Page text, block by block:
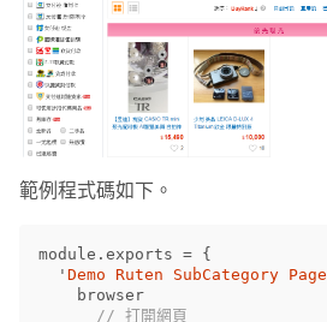
範例程式碼如下。
module . exports = {
' Demo Ruten SubCategory Page
browser
// 打開網頁